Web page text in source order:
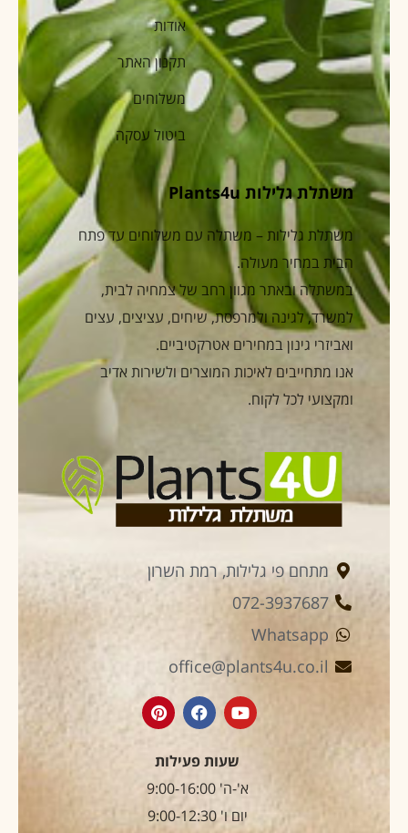
אודות
תקנון האתר
משלוחים
ביטול עסקה
משתלת גלילות Plants4u
משתלת גלילות – משתלה עם משלוחים עד פתח
הבית במחיר מעולה.
במשתלה ובאתר מגוון רחב של צמחיה לבית,
למשרד, לגינה ולמרפסת, שיחים, עציצים, עצים
ואביזרי גינון במחירים אטרקטיביים.
אנו מתחייבים לאיכות המוצרים ולשירות אדיב
ומקצועי לכל לקוח.
מתחם פי גלילות, רמת השרון
072-3937687
Whatsapp
office@plants4u.co.il
שעות פעילות
א'-ה' 9:00-16:00
יום ו' 9:00-12:30